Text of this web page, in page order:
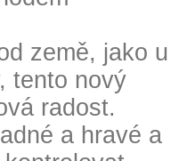
země, jako u
tento nový
radost.
a hravé a